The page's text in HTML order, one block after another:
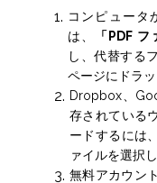
コンピュータ
は、
「PDF
し、代替する
ページにドラ
Dropbox、
存されている
ードするには
ァイルを選択し
無料アカウン